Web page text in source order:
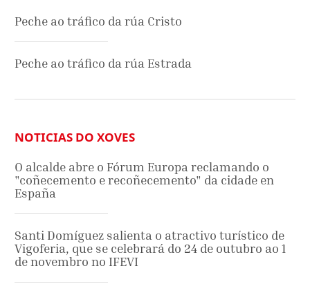
Peche ao tráfico da rúa Cristo
Peche ao tráfico da rúa Estrada
NOTICIAS DO XOVES
O alcalde abre o Fórum Europa reclamando o
"coñecemento e recoñecemento" da cidade en
España
Santi Domíguez salienta o atractivo turístico de
Vigoferia, que se celebrará do 24 de outubro ao 1
de novembro no IFEVI